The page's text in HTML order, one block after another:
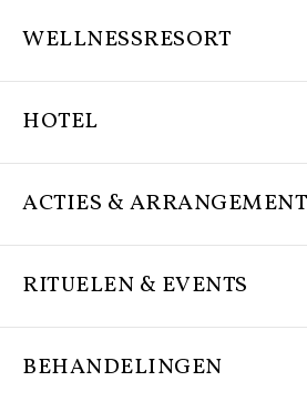
WELLNESSRESORT
HOTEL
ACTIES &
RITUELEN & EVENTS
BEHANDELINGEN
Wereldse
Tijdens de Wereldse
moment van ontspanning